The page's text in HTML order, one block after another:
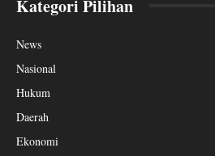
Kategori Pilihan
News
Nasional
Hukum
Daerah
Ekonomi